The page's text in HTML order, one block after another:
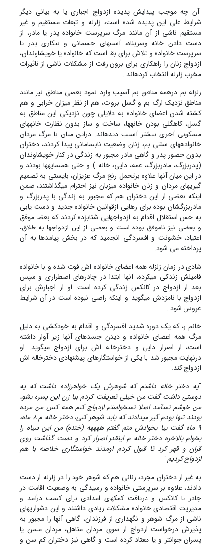
آن چه موجب پیدایش پدیده ازدواج اجباری یا به بیانی دیگر
شرایط علی این پدیده شده است، زلزله و تبعات مستقیم و غیر
مستقیم ناشی از آن مانند مرگ سرپرست خانواده پدر یا مادر، از
دست دادن خانه وسرپناه، آسیب‏های جسمانی و بیکاری پدر یا
سرپرست خانواده و تلاش برای بقا است که خانواده یا خویشاوندان،
ازدواج زنان را راهکاری برای برون رفت از مشکلات ناشی از تاثیرات
مخرب زلزله انتخاب کرده‏اند .
زلزله بم درهمه مناطق بم آسیب وارد نمود بعضی مناطق نیز مانند
مناطق نزدیک ارگ بم و گسل بروات، هم از نظر میزان خرابی و هم
کشته شدن اعضای خانواده به دلایلی چون نزدیکی این مناطق به
گسل، کاهگلی بودن خانه‏ها، ساخت و ساز بدون نظارت خانه‏های
مسکونی آجری بیشتر آسیب دیده‏اند. دراین میان با مرگ مردان
خانواده‏های سنتی بم، زنان وضعیت نابسامانی پیدا کردند، دختران
بدون حضور پدر و گاهی مادر مجبور به زندگی در کنار خویشاوندان
(پدربزرگ، مادربزرگ، عمه، دایی، خاله ) و حتی همسایه‏ها بودند و
در این میان آنها علاوه برتحمل رنج مرگ عزیزان، بایستی به تصمیم
گیریهای مردان و زنان خانواده میزبان نیز احترام می‏گذاشتند، ضمن
اینکه بعضی از این دختران هم که مجبور به زندگی با پدربزرگ و
مادربزرگشان بوده برای رهایی ازقوانین خانواده جدید و دست یابی
به حس استقلال اقدام به ازدواجهایی شتابزده کردند که بعضا موفق
و بعضی نیز ناموفق بوده است و بعضی از این ازدواج‏ها به طلاق،
اعتیاد، خشونت و افسردگی انجامید که در بخش پیامدها به آن
پرداخته می شود.
شادی در زمان زلزله همه اعضای خانواده اش فوت شده و با خانواده
فامیلش زندگی می‏کرده، آنها ابتدا در چادرهای اضطراری و سپس
بعد از ازدواج در کانکس زندگی کرده است. او از اجبارش برای
ازدواج با نامزدش می‏گوید و اینکه راضی نبوده است در آن شرایط
عروس شود .
خانم ر، که یک دوره شدید افسردگی و اقدام به خودکشی به دلیل
مرگ همه اعضای خانواده و دیدن جسدهای آنها زیر آوار داشته
است، از اصرار دایی و دخترخاله اش برای ازدواج می‏گوید. او
درنهایت مجبور شد با یکی از خواستگارهای پیشنهادی دخترخاله اش
ازدواج کند.
"یه دختر خاله داشتم که شوهرش یک خواهرزاده داشت که یه
دوستی داشت گفت من خیلی تعریفت کردم بیا زن این پسره بشو،
من خوشم نمی‏آمد اصلا نمی‏خواستم ازدواج کنم همه کس من مرده
بودند تنها بودم گیر می‏دادند که باید شوهر کنی، دختر خاله م 8 ماه،
9 ماه گفت بیا بخوادش منم گفتم ههههه (خنده) من این سیاه را
بخوام بالاخره دختر خاله م اینقدر اصرار کرد و دست گذاشت روی
قران و قهر کرد تا قبول کردم اومدند خواستگاری خلاصه با هم
ازدواج کردیم "
به غیر از دختران مجرد، زنانی هم که شوهر خود را در زلزله از دست
دادند، علاوه بر سرپرستی خانواده و رسیدگی به وضعیت اقامت در
چادر یا کانکس و دریافت کمکهای امدادی برای کسب درآمد و
مدیریت اقتصادی خانواده مشکلات زیادی داشتند و این دشواری‏های
ناشی از مرگ شوهر و نگهداری از فرزندان، گاهی آن‏ها را مجبور به
پذیرش درخواست ازدواج از سوی مردان متاهل، مردان مسن یا
پسران جوانتر و یا معتاد کرده است و گاهی نیز دختران کم سن و